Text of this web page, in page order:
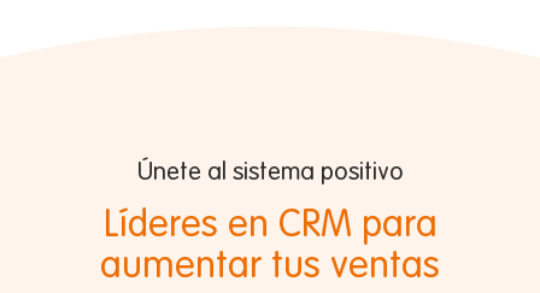
Únete al sistema positivo
Líderes en CRM para
aumentar tus ventas